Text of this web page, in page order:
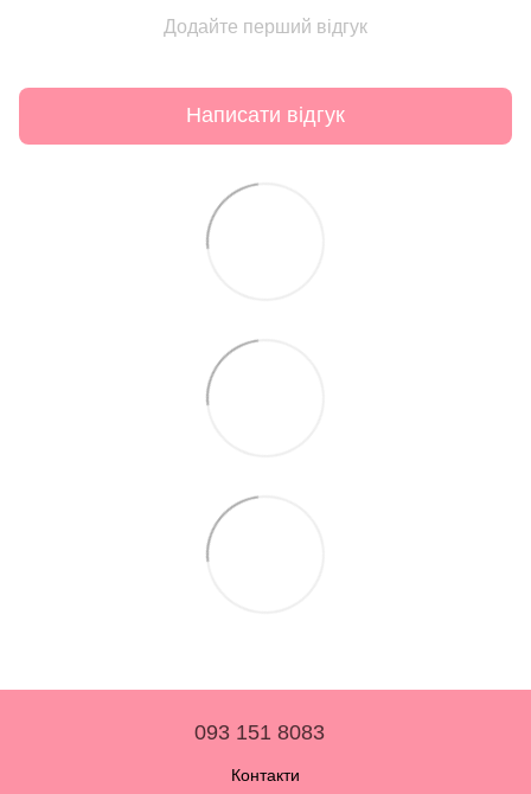
Додайте перший відгук
Написати відгук
093 151 8083
Контакти